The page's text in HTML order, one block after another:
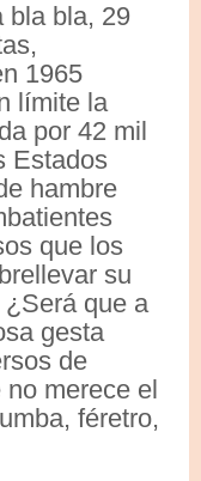
bla bla, 29
1965
límite la
por 42 mil
Estados
hambre
que los
su
que a
gesta
de
merece el
féretro,